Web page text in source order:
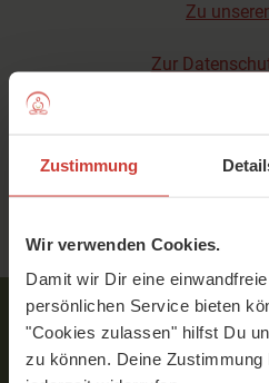
Zustimmung
Wir verwenden Cookies.
Damit wir Dir eine
persönlichen Service bieten
"Cookies zulassen" hilfst Du
zu können. Deine
Zu
Zur